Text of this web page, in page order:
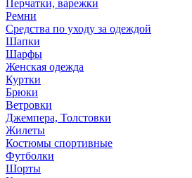
Перчатки, варежки
Ремни
Средства по уходу за одеждой
Шапки
Шарфы
Женская одежда
Куртки
Брюки
Ветровки
Джемпера, Толстовки
Жилеты
Костюмы спортивные
Футболки
Шорты